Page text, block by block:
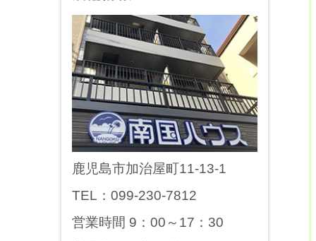
鹿児島市加治屋町11-13-1
TEL：099-230-7812
営業時間 9：00～17：30